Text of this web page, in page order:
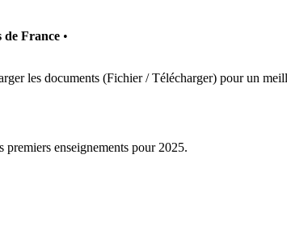
de France •
les documents (Fichier / Télécharger) pour un
enseignements pour 2025.